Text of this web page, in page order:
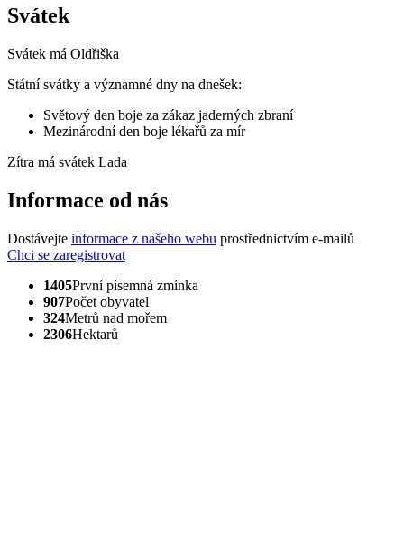
Svátek
Svátek má Oldřiška
Státní svátky a významné dny na dnešek:
Světový den boje za zákaz jaderných zbraní
Mezinárodní den boje lékařů za mír
Zítra má svátek Lada
Informace od nás
Dostávejte informace z našeho webu prostřednictvím e-mailů
Chci se zaregistrovat
1405První písemná zmínka
907Počet obyvatel
324Metrů nad mořem
2306Hektarů